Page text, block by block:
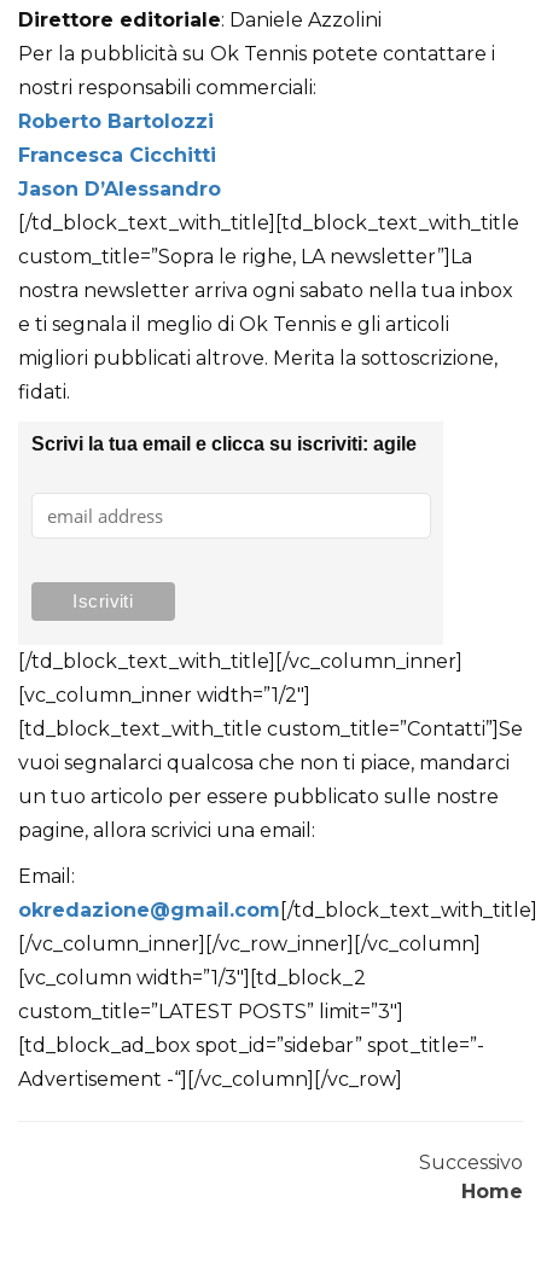
Direttore editoriale: Daniele Azzolini
Per la pubblicità su Ok Tennis potete contattare i
nostri responsabili commerciali:
Roberto Bartolozzi
Francesca Cicchitti
Jason D’Alessandro
[/td_block_text_with_title][td_block_text_with_title
custom_title=”Sopra le righe, LA newsletter”]La
nostra newsletter arriva ogni sabato nella tua inbox
e ti segnala il meglio di Ok Tennis e gli articoli
migliori pubblicati altrove. Merita la sottoscrizione,
fidati.
Scrivi la tua email e clicca su iscriviti: agile
[/td_block_text_with_title][/vc_column_inner]
[vc_column_inner width=”1/2″]
[td_block_text_with_title custom_title=”Contatti”]Se
vuoi segnalarci qualcosa che non ti piace, mandarci
un tuo articolo per essere pubblicato sulle nostre
pagine, allora scrivici una email:
Email:
okredazione@gmail.com [/td_block_text_with_title]
[/vc_column_inner][/vc_row_inner][/vc_column]
[vc_column width=”1/3″][td_block_2
custom_title=”LATEST POSTS” limit=”3″]
[td_block_ad_box spot_id=”sidebar” spot_title=”-
Advertisement -“][/vc_column][/vc_row]
Zoals op het tennisveld, waar focus en timing het
Successivo
Home